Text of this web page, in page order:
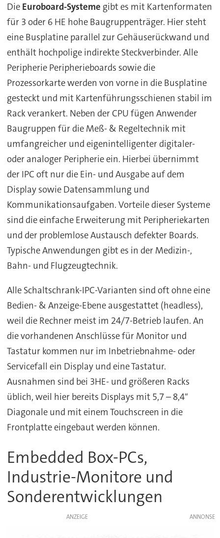
Die Euroboard-Systeme gibt es mit Kartenformaten
für 3 oder 6 HE hohe Baugruppenträger. Hier steht
eine Busplatine parallel zur Gehäuserückwand und
enthält hochpolige indirekte Steckverbinder. Alle
Peripherie Peripherieboards sowie die
Prozessorkarte werden von vorne in die Busplatine
gesteckt und mit Kartenführungsschienen stabil im
Rack verankert. Neben der CPU fügen Anwender
Baugruppen für die Meß- & Regeltechnik mit
umfangreicher und eigenintelligenter digitaler-
oder analoger Peripherie ein. Hierbei übernimmt
der IPC oft nur die Ein- und Ausgabe auf dem
Display sowie Datensammlung und
Kommunikationsaufgaben. Vorteile dieser Systeme
sind die einfache Erweiterung mit Peripheriekarten
und der problemlose Austausch defekter Boards.
Typische Anwendungen gibt es in der Medizin-,
Bahn- und Flugzeugtechnik.
Alle Schaltschrank-IPC-Varianten sind oft ohne eine
Bedien- & Anzeige-Ebene ausgestattet (headless),
weil die Rechner meist im 24/7-Betrieb laufen. An
die vorhandenen Anschlüsse für Monitor und
Tastatur kommen nur im Inbetriebnahme- oder
Servicefall ein Display und eine Tastatur.
Ausnahmen sind bei 3HE- und größeren Racks
üblich, weil hier bereits Displays mit 5,7 – 8,4″
Diagonale und mit einem Touchscreen in die
Frontplatte eingebaut werden können.
Embedded Box-PCs,
Industrie-Monitore und
Sonderentwicklungen
ANZEIGE